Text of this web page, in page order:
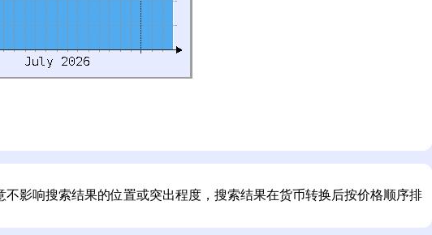
影响搜索结果的位置或突出程度，搜索结果在货币转换后按价格顺序排